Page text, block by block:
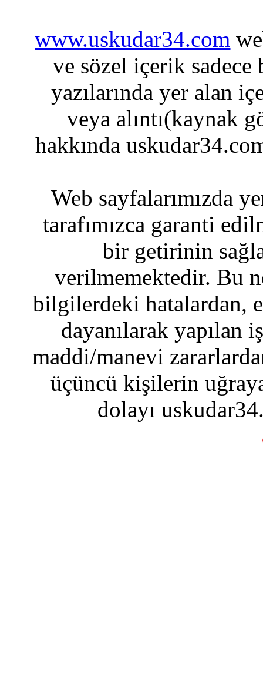
www.uskudar34.com
ve sözel içerik sadece
yazılarında yer alan
veya alıntı(kaynak
hakkında
Web sayfalarımızda
tarafımızca garanti
bir getirinin
verilmemektedir. Bu
bilgilerdeki hatalardan,
dayanılarak yapılan
maddi/manevi
üçüncü kişilerin
dolayı